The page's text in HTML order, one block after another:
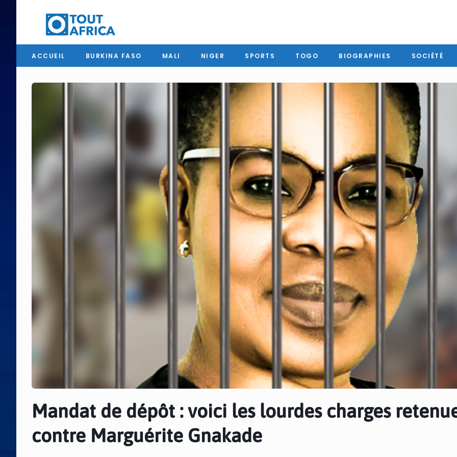
ACCUEIL BURKINA FASO MALI NIGER SPORTS TOGO BIOGRAPHIES SOCIÉTÉ
Mandat de dépôt : voici les lourdes charges
contre Marguérite Gnakade